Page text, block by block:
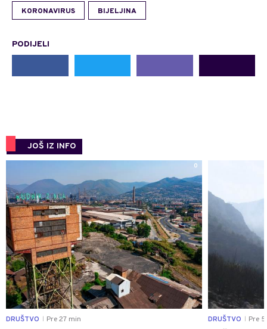
KORONAVIRUS BIJELJINA
PODIJELI
JOŠ IZ INFO
0
DRUŠTVO Pre 27 min DRUŠTVO Pre